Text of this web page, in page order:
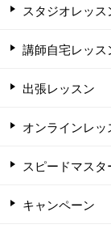
スタジオレッス
講師自宅レッス
出張レッスン
オンラインレッ
スピードマスタ
キャンペーン